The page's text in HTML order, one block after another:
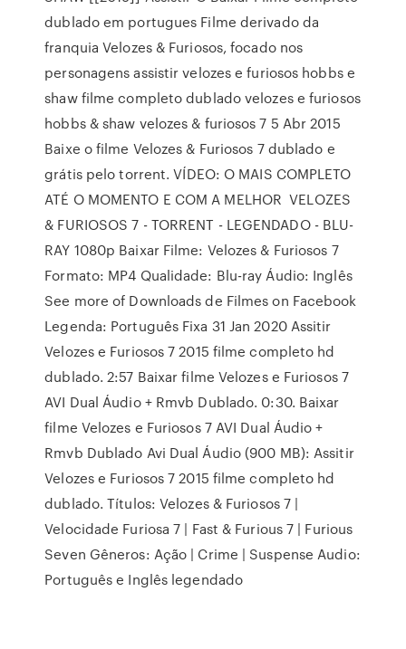
dublado em portugues Filme derivado da
franquia Velozes & Furiosos, focado nos
personagens assistir velozes e furiosos hobbs e
shaw filme completo dublado velozes e furiosos
hobbs & shaw velozes & furiosos 7 5 Abr 2015
Baixe o filme Velozes & Furiosos 7 dublado e
grátis pelo torrent. VÍDEO: O MAIS COMPLETO
ATÉ O MOMENTO E COM A MELHOR VELOZES
& FURIOSOS 7 - TORRENT - LEGENDADO - BLU-
RAY 1080p Baixar Filme: Velozes & Furiosos 7
Formato: MP4 Qualidade: Blu-ray Áudio: Inglês
See more of Downloads de Filmes on Facebook
Legenda: Português Fixa 31 Jan 2020 Assitir
Velozes e Furiosos 7 2015 filme completo hd
dublado. 2:57 Baixar filme Velozes e Furiosos 7
AVI Dual Áudio + Rmvb Dublado. 0:30. Baixar
filme Velozes e Furiosos 7 AVI Dual Áudio +
Rmvb Dublado Avi Dual Áudio (900 MB): Assitir
Velozes e Furiosos 7 2015 filme completo hd
dublado. Títulos: Velozes & Furiosos 7 |
Velocidade Furiosa 7 | Fast & Furious 7 | Furious
Seven Gêneros: Ação | Crime | Suspense Audio:
Português e Inglês legendado